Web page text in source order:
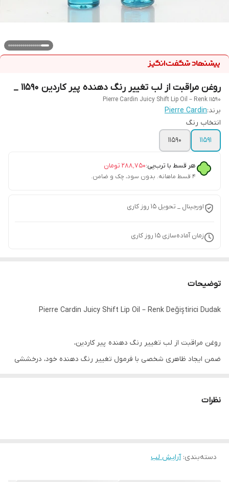
روغن مراقبت از لب تغییر رنگ دهنده پیر کاردین 11590 _
Pierre Cardin Juicy Shift Lip Oil – Renk 11590
برند:Pierre Cardin
انتخاب رنگ
11591
11590
هر قسط با ترب‌پی:۲۸۸٬۷۵۰ تومان
۴ قسط ماهانه. بدون سود، چک و ضامن.
اورجینال _ تحویل ۱۵ روز کاری
زمان آماده‌سازی 15 روز کاری
توضیحات
Pierre Cardin Juicy Shift Lip Oil – Renk Değiştirici Dudak
روغن مراقبت از لب تغییر رنگ دهنده پیر کاردین،
ضمن ایجاد ظاهری شخصی با فرمول تغییر رنگ دهنده خود، درخششی
کرد. این محصول، گزینه‌ای کاربردی برای استفاده روزانه است.
نظرات
دسته‌بندی:آرایش لب